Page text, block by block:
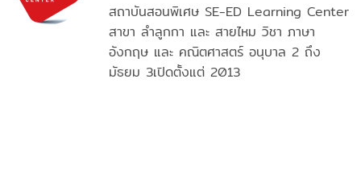
สถาบันสอนพิเศษ SE-ED Learning Center
สาขา ลำลูกกา และ สายไหม วิชา ภาษา
อังกฤษ และ คณิตศาสตร์ อนุบาล 2 ถึง
มัธยม 3เปิดตั้งแต่ 2013